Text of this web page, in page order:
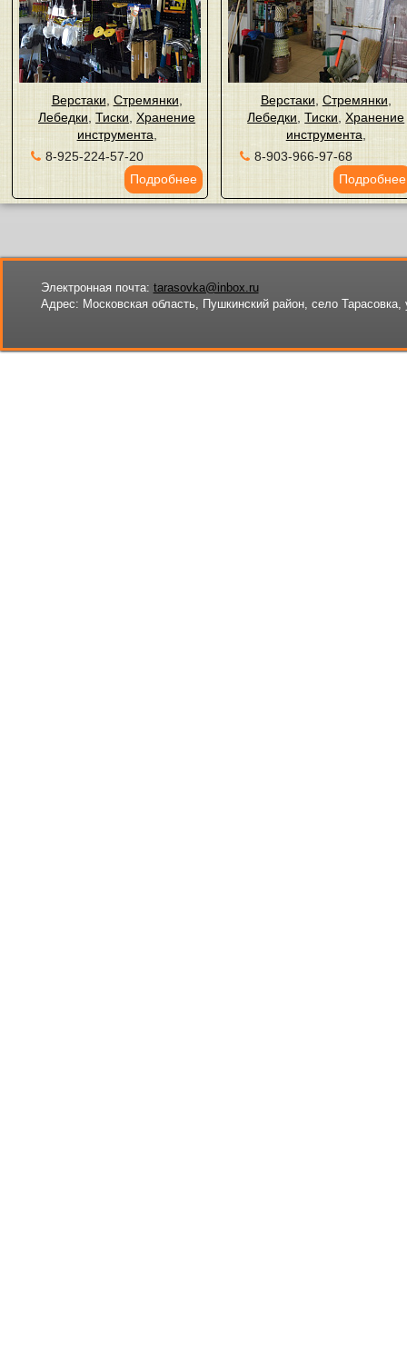
Верстаки Стремянки
Лебедки ,Тиски ,Хранение
инструмента
8-925-224-57-20
Подробнее
Верстаки Стремянки
Лебедки ,Тиски ,Хранение
инструмента
8-903-966-97-68
Подробнее
Электронная почта: tarasovka@inbox.ru
Адрес: Московская область, Пушкинский район, село